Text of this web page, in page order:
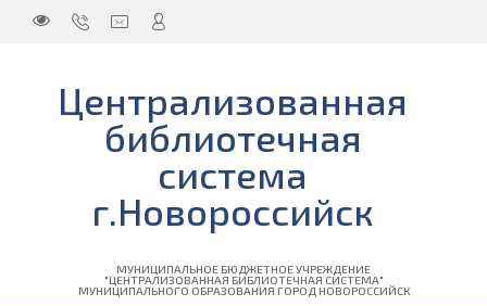
Централизованная
библиотечная
система
г.Новороссийск
МУНИЦИПАЛЬНОЕ БЮДЖЕТНОЕ УЧРЕЖДЕНИЕ
"ЦЕНТРАЛИЗОВАННАЯ БИБЛИОТЕЧНАЯ СИСТЕМА"
МУНИЦИПАЛЬНОГО ОБРАЗОВАНИЯ ГОРОД НОВОРОССИЙСК